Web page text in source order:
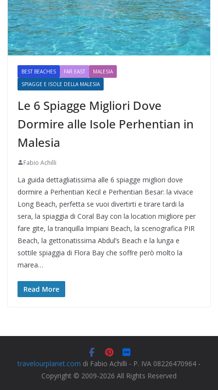
BEST BEACHES FAR EAST
MALESIA
SPIAGGE E ISOLE DELLA MALESIA
Le 6 Spiagge Migliori Dove
Dormire alle Isole Perhentian in
Malesia
Fabio Achilli
La guida dettagliatissima alle 6 spiagge migliori dove
dormire a Perhentian Kecil e Perhentian Besar: la vivace
Long Beach, perfetta se vuoi divertirti e tirare tardi la
sera, la spiaggia di Coral Bay con la location migliore per
fare gite, la tranquilla Impiani Beach, la scenografica PIR
Beach, la gettonatissima Abdul’s Beach e la lunga e
sottile spiaggia di Flora Bay che soffre però molto la
marea…
Read More
travelourplanet.com di Fabio Achilli - P. IVA 08226470964 -
Copyright © 2009-2026 All Rights Reserved